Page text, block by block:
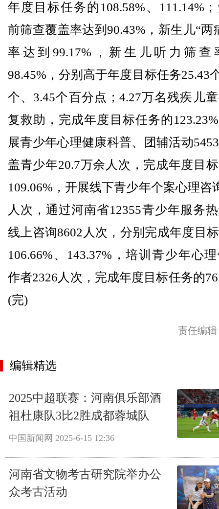
年度目标任务的108.58%、111.14%
前筛查覆盖率达到90.43%，新生儿“两
率达到99.17%，新生儿听力筛查
98.45%，分别高于年度目标任务25.43
个、3.45个百分点；4.27万名残疾儿
复救助，完成年度目标任务的
展青少年心理健康科普、团辅活动
盖青少年20.7万余人次，完成年度目
109.06%，开展线下青少年个案心理咨
人次，通过河南省12355青少年服务
线上咨询8602人次，分别完成年度目
106.66%、143.37%，培训青少年心
作者2326人次，完成年度目标任务的
(完)
责任编
编辑精选
2025中超联赛：河南俱乐部酒
祖杜康队3比2胜成都蓉城队
中国新闻网 2025-6-15 12:36
河南省文物考古研究院举办公
众考古活动